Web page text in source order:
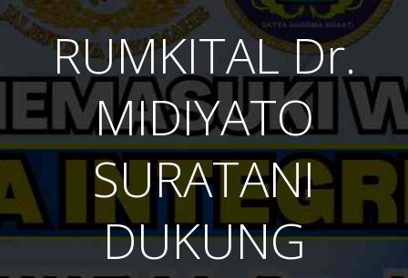
RUMKITAL Dr.
MIDIYATO
SURATANI
DUKUNG